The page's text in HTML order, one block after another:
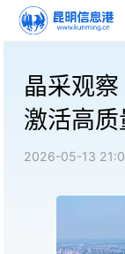
晶采观
激活高
2026-05-13